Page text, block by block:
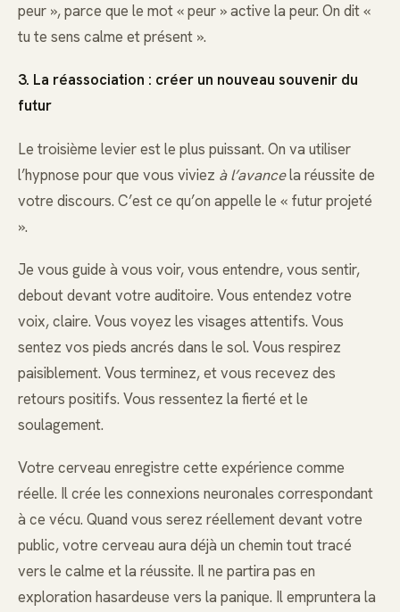
peur », parce que le mot « peur » active la peur. On dit «
tu te sens calme et présent ».
3. La réassociation : créer un nouveau souvenir du
futur
Le troisième levier est le plus puissant. On va utiliser
l’hypnose pour que vous viviez à l’avancela réussite de
votre discours. C’est ce qu’on appelle le « futur projeté
».
Je vous guide à vous voir, vous entendre, vous sentir,
debout devant votre auditoire. Vous entendez votre
voix, claire. Vous voyez les visages attentifs. Vous
sentez vos pieds ancrés dans le sol. Vous respirez
paisiblement. Vous terminez, et vous recevez des
retours positifs. Vous ressentez la fierté et le
soulagement.
Votre cerveau enregistre cette expérience comme
réelle. Il crée les connexions neuronales correspondant
à ce vécu. Quand vous serez réellement devant votre
public, votre cerveau aura déjà un chemin tout tracé
vers le calme et la réussite. Il ne partira pas en
exploration hasardeuse vers la panique. Il empruntera la